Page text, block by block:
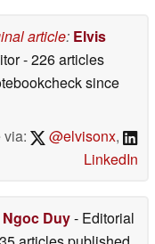
article: Elvis
- 226 articles
since
via:
@elvisonx,
LinkedIn
Duy- Editorial